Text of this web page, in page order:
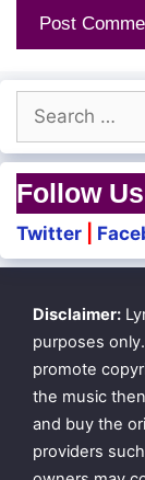
Search
for:
Follow
Twitter
Disclaimer:
purposes
promote
the music
and buy the
providers